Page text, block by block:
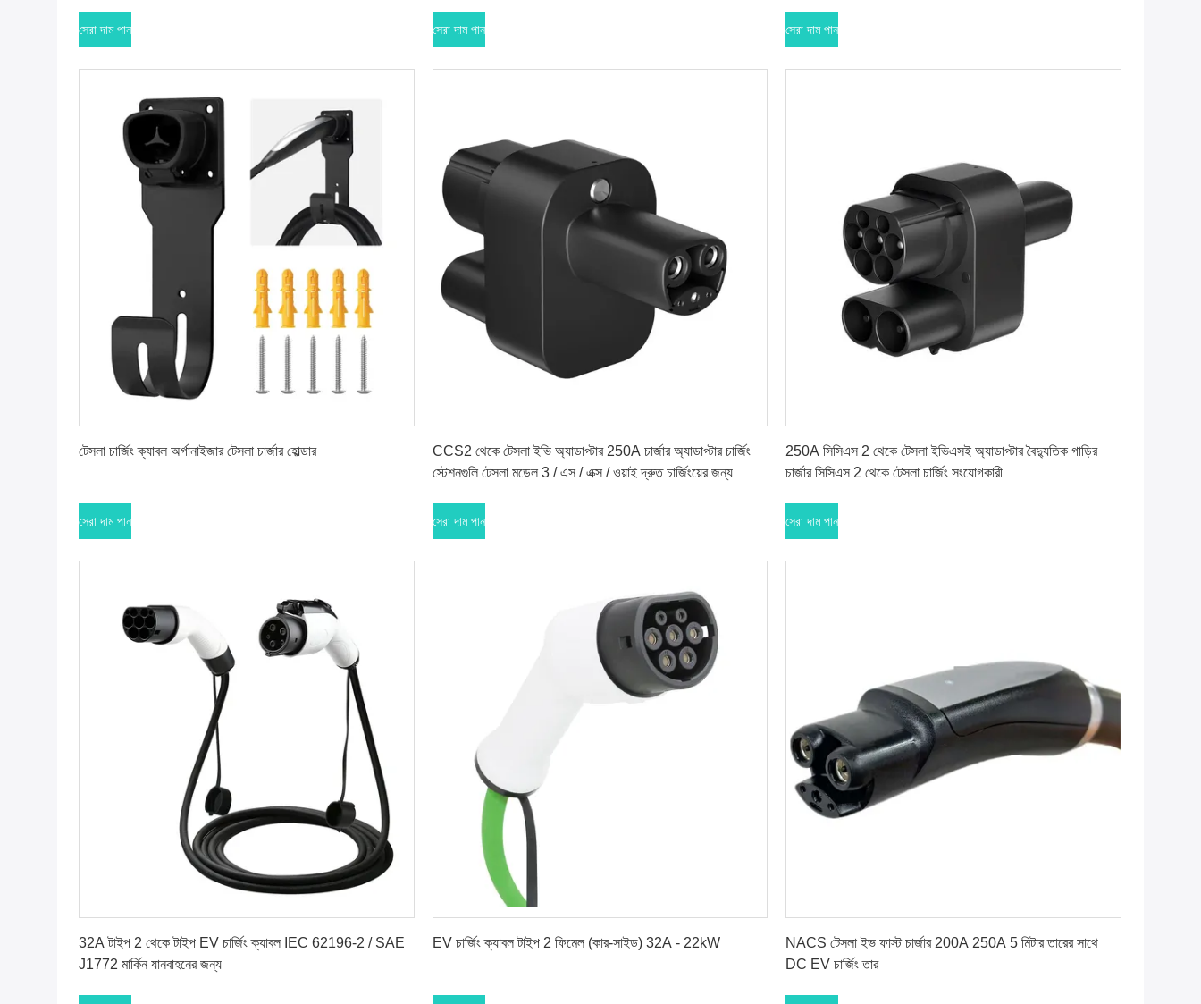
সেরা দাম পান সেরা দাম পান সেরা দাম পান
টেসলা চার্জিং ক্যাবল অর্গানাইজার টেসলা চার্জার হোল্ডার
সেরা দাম পান
CCS2 থেকে টেসলা ইভি অ্যাডাপ্টার 250A চার্জার অ্যাডাপ্টার চার্জিং
স্টেশনগুলি টেসলা মডেল 3 / এস / এক্স / ওয়াই দ্রুত চার্জিংয়ের জন্য
সেরা দাম পান
250A সিসিএস 2 থেকে টেসলা ইভিএসই অ্যাডাপ্টার বৈদ্যুতিক গাড়ির
চার্জার সিসিএস 2 থেকে টেসলা চার্জিং সংযোগকারী
সেরা দাম পান
32A টাইপ 2 থেকে টাইপ EV চার্জিং ক্যাবল IEC 62196-2 / SAE
J1772 মার্কিন যানবাহনের জন্য
EV চার্জিং ক্যাবল টাইপ 2 ফিমেল (কার-সাইড) 32A - 22kW
NACS টেসলা ইভ ফাস্ট চার্জার 200A 250A 5 মিটার তারের সাথে
DC EV চার্জিং তার